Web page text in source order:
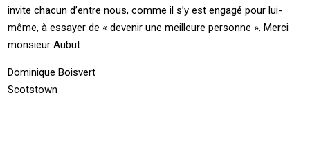
invite chacun d’entre nous, comme il s’y est engagé pour lui-
même, à essayer de « devenir une meilleure personne ». Merci
monsieur Aubut.
Dominique Boisvert
Scotstown